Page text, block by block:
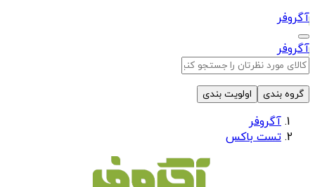
آگروفر
آگروفر
گروه بندی اولویت بندی
آگروفر
تست باکس